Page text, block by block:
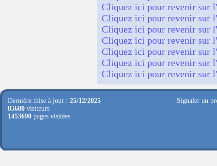
Cliquez ici pour revenir sur
Cliquez ici pour revenir sur
Cliquez ici pour revenir sur
Cliquez ici pour revenir sur
Cliquez ici pour revenir sur
Cliquez ici pour revenir sur
Cliquez ici pour revenir sur
Dernière mise à jour : 25/12/2025
85680 visiteurs
1453690 pages visitées
Signaler un